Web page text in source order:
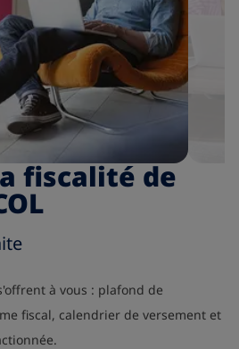
fiscalité de
à vous : plafond de
fiscal, calendrier de versement et